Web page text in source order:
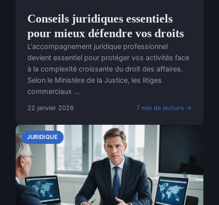
Conseils juridiques essentiels
pour mieux défendre vos droits
L'accompagnement juridique professionnel
devient essentiel pour protéger vos activités face
à la complexité croissante du droit des affaires.
Selon le Ministère de la Justice, les litiges
commerciaux ...
22 janvier 2026 7 min de lecture →
JURIDIQUE